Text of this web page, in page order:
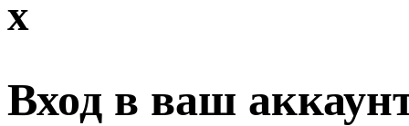
Вход в ваш